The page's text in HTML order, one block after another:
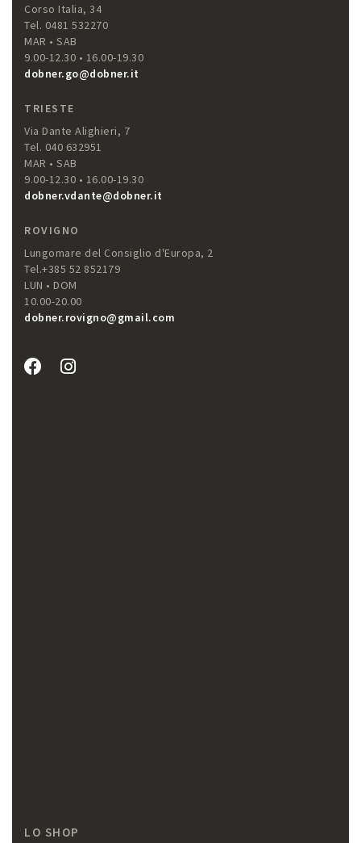
Corso Italia, 34
Tel. 0481 532270
MAR • SAB
9.00-12.30 • 16.00-19.30
dobner.go@dobner.it
TRIESTE
Via Dante Alighieri, 7
Tel. 040 632951
MAR • SAB
9.00-12.30 • 16.00-19.30
dobner.vdante@dobner.it
ROVIGNO
Lungomare del Consiglio d'Europa, 2
Tel.+385 52 852179
LUN • DOM
10.00-20.00
dobner.rovigno@gmail.com
LO SHOP